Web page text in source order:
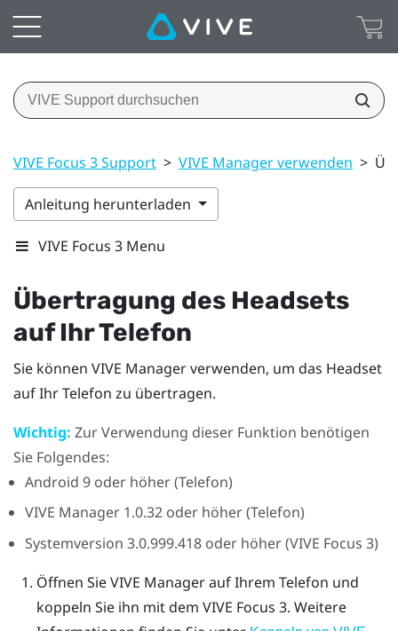
VIVE Focus 3 Support > VIVE Manager verwenden >
Anleitung herunterladen
VIVE Focus 3 Menu
Übertragung des Headsets
auf Ihr Telefon
Sie können VIVE Managerverwenden, um das Headset
auf Ihr Telefon zu übertragen.
Wichtig: Zur Verwendung dieser Funktion benötigen
Sie Folgendes:
Android 9 oder höher (Telefon)
VIVE Manager1.0.32 oder höher (Telefon)
Systemversion 3.0.999.418 oder höher (VIVE Focus 3)
Öffnen SieVIVE Managerauf Ihrem Telefon und
koppeln Sie ihn mit dem VIVE Focus 3. Weitere